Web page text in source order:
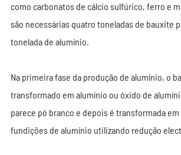
como carbonatos de cálcio sulfúrico, ferro e
são necessárias quatro toneladas de bauxite
tonelada de alumínio.
Na primeira fase da produção de alumínio, o
transformado em alumínio ou óxido de
parece pó branco e depois é transformada
fundições de alumínio utilizando redução